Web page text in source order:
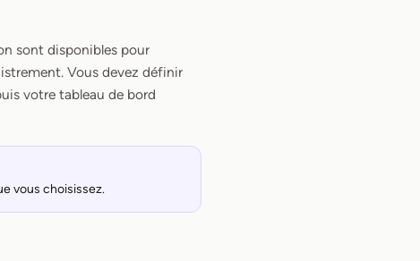
sont disponibles pour
Vous devez définir
votre tableau de bord
vous choisissez.